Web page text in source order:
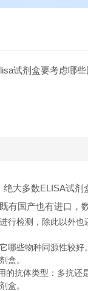
试剂盒要考虑哪
大多数ELISA试
有国产也有进口
检测，除此以外也
些物种同源性较好
盒。
抗体类型：多抗还
盒。